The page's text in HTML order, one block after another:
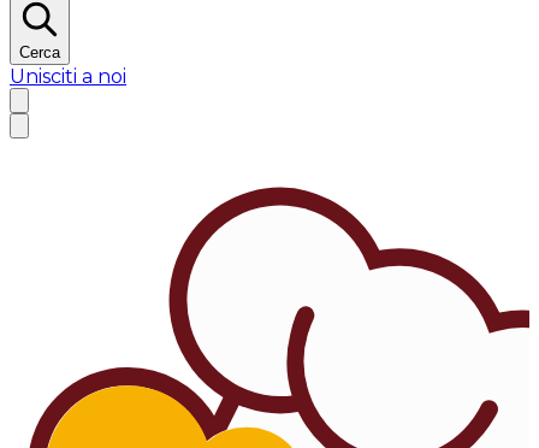
Cerca
Unisciti a noi